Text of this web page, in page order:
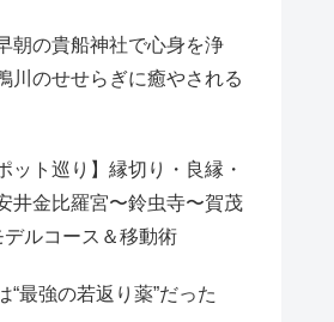
朝の貴船神社で心身を浄
川のせせらぎに癒やされる
ット巡り】縁切り・良縁・
井金比羅宮〜鈴虫寺〜賀茂
ルコース＆移動術
“最強の若返り薬”だった